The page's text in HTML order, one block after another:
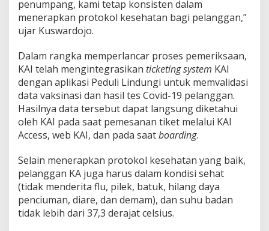
penumpang, kami tetap konsisten dalam
menerapkan protokol kesehatan bagi pelanggan,”
ujar Kuswardojo.
Dalam rangka memperlancar proses pemeriksaan,
KAI telah mengintegrasikan ticketing system KAI
dengan aplikasi Peduli Lindungi untuk memvalidasi
data vaksinasi dan hasil tes Covid-19 pelanggan.
Hasilnya data tersebut dapat langsung diketahui
oleh KAI pada saat pemesanan tiket melalui KAI
Access, web KAI, dan pada saatboarding.
Selain menerapkan protokol kesehatan yang baik,
pelanggan KA juga harus dalam kondisi sehat
(tidak menderita flu, pilek, batuk, hilang daya
penciuman, diare, dan demam), dan suhu badan
tidak lebih dari 37,3 derajat celsius.